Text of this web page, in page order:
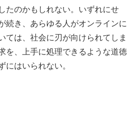
たのかもしれない。いずれにせ
続き、あらゆる人がオンラインに
ては、社会に刃が向けられてしま
を、上手に処理できるような道徳
にはいられない。